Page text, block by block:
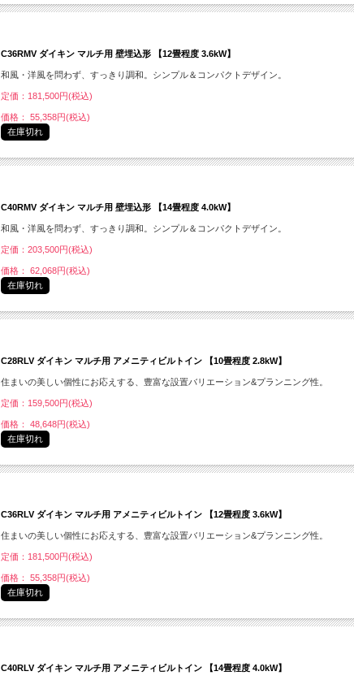
C36RMV ダイキン マルチ用 壁埋込形 【12畳程度 3.6kW】
和風・洋風を問わず、すっきり調和。シンプル＆コンパクトデザイン。
定価：181,500円(税込)
価格： 55,358円(税込)
在庫切れ
C40RMV ダイキン マルチ用 壁埋込形 【14畳程度 4.0kW】
和風・洋風を問わず、すっきり調和。シンプル＆コンパクトデザイン。
定価：203,500円(税込)
価格： 62,068円(税込)
在庫切れ
C28RLV ダイキン マルチ用 アメニティビルトイン 【10畳程度 2.8kW】
住まいの美しい個性にお応えする、豊富な設置バリエーション&プランニング性。
定価：159,500円(税込)
価格： 48,648円(税込)
在庫切れ
C36RLV ダイキン マルチ用 アメニティビルトイン 【12畳程度 3.6kW】
住まいの美しい個性にお応えする、豊富な設置バリエーション&プランニング性。
定価：181,500円(税込)
価格： 55,358円(税込)
在庫切れ
C40RLV ダイキン マルチ用 アメニティビルトイン 【14畳程度 4.0kW】